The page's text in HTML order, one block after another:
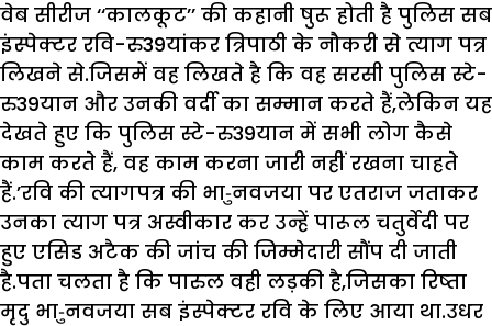
वेब सीरीज ‘‘कालकूट’’ की कहानी षुरू होती है पुलिस सब
इंस्पेक्टर रवि-रु39यांकर त्रिपाठी के नौकरी से त्याग पत्र
लिखने से.जिसमें वह लिखते है कि वह सरसी पुलिस स्टे-
रु39यान और उनकी वर्दी का सम्मान करते हैं,लेकिन यह
देखते हुए कि पुलिस स्टे-रु39यान में सभी लोग कैसे
काम करते हैं, वह काम करना जारी नहीं रखना चाहते
हैं.’रवि की त्यागपत्र की भा-ुनवजया पर एतराज जताकर
उनका त्याग पत्र अस्वीकार कर उन्हें पारूल चतुर्वेदी पर
हुए एसिड अटैक की जांच की जिम्मेदारी सौंप दी जाती
है.पता चलता है कि पारुल वही लड़की है,जिसका रिष्ता
मृदु भा-ुनवजया सब इंस्पेक्टर रवि के लिए आया था.उधर